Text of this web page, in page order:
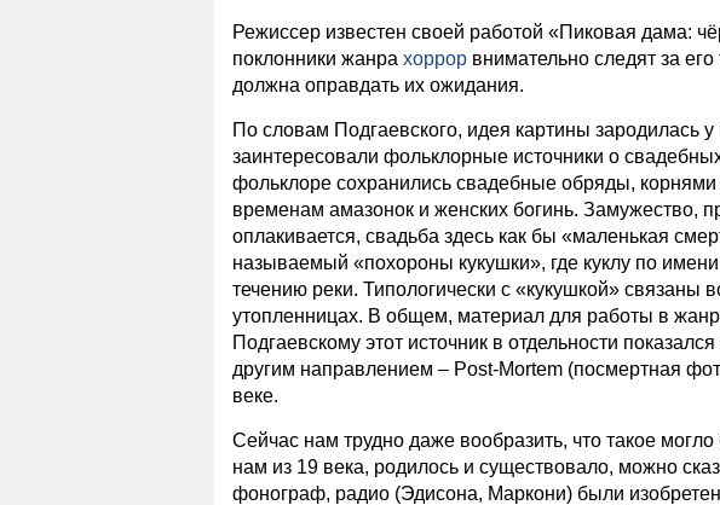
Режиссер известен своей работой «Пиковая дама:
поклонники жанра хоррор внимательно следят за
должна оправдать их ожидания.
По словам Подгаевского, идея картины зародилась
заинтересовали фольклорные источники о
фольклоре сохранились свадебные обряды,
временам амазонок и женских богинь. Замужество,
оплакивается, свадьба здесь как бы «маленькая
называемый «похороны кукушки», где куклу по
течению реки. Типологически с «кукушкой» связаны
утопленницах. В общем, материал для работы в
Подгаевскому этот источник в отдельности
другим направлением – Post-Mortem (посмертная
веке.
Сейчас нам трудно даже вообразить, что такое
нам из 19 века, родилось и существовало, можно
фонограф, радио (Эдисона, Маркони) были